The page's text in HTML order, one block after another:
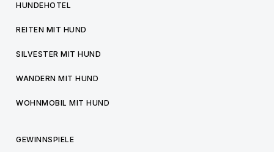
HUNDEHOTEL
REITEN MIT HUND
SILVESTER MIT HUND
WANDERN MIT HUND
WOHNMOBIL MIT HUND
GEWINNSPIELE